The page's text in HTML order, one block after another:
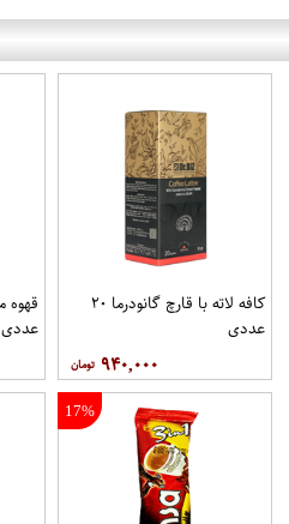
کافه لاته با قارچ گانودرما ۲۰
عددی
۹۴۰,۰۰۰
عددی
17%